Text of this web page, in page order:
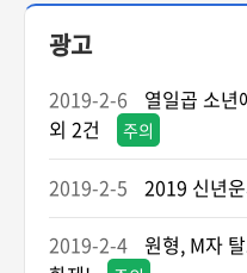
광고
2019-2-6
열일곱 소년
외 2건
주의
2019-2-5 2019 신년
2019-2-4 원형, M자